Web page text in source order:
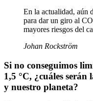
En la actualidad, aún
para dar un giro al
mayores riesgos del
Johan Rockström
Si no conseguimos
1,5 °C, ¿cuáles serán
y nuestro planeta?